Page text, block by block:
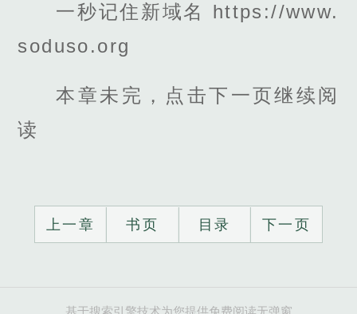
一秒记住新域名 https://www.
soduso.org
本章未完，点击下一页继续阅
读
上一章 书页 目录 下一页
基于搜索引擎技术为您提供免费阅读无弹窗